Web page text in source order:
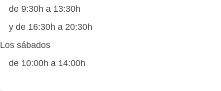
de 9:30h a 13:30h
y de 16:30h a 20:30h
Los sábados
de 10:00h a 14:00h